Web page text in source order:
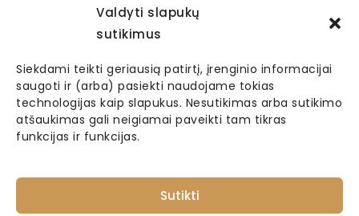
Valdyti slapukų
sutikimus
Siekdami teikti geriausią patirtį, įrenginio informacijai
saugoti ir (arba) pasiekti naudojame tokias
technologijas kaip slapukus. Nesutikimas arba sutikimo
atšaukimas gali neigiamai paveikti tam tikras
funkcijas ir funkcijas.
Sutikti
Šildoma radiatoriais, grindiniu šildymu.
Yra kondicionieriai.
Muzikos grotuvas, pianinas.
Turime 18 kėdžių, 6 sėdmaišius, daug
pagalvėlių, kelis pledukus. Du 140x60 cm
dydžio stalai ir vienas žemesnis 100x60
Susisiekti